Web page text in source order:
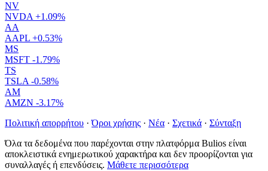
NV
NVDA +1.09%
AA
AAPL +0.53%
MS
MSFT -1.79%
TS
TSLA -0.58%
AM
AMZN -3.17%
Πολιτική απορρήτου · Όροι χρήσης · Νέα · Σχετικά · Σύνταξη
Όλα τα δεδομένα που παρέχονται στην πλατφόρμα Bulios είναι
αποκλειστικά ενημερωτικού χαρακτήρα και δεν προορίζονται για
συναλλαγές ή επενδύσεις. Μάθετε περισσότερα